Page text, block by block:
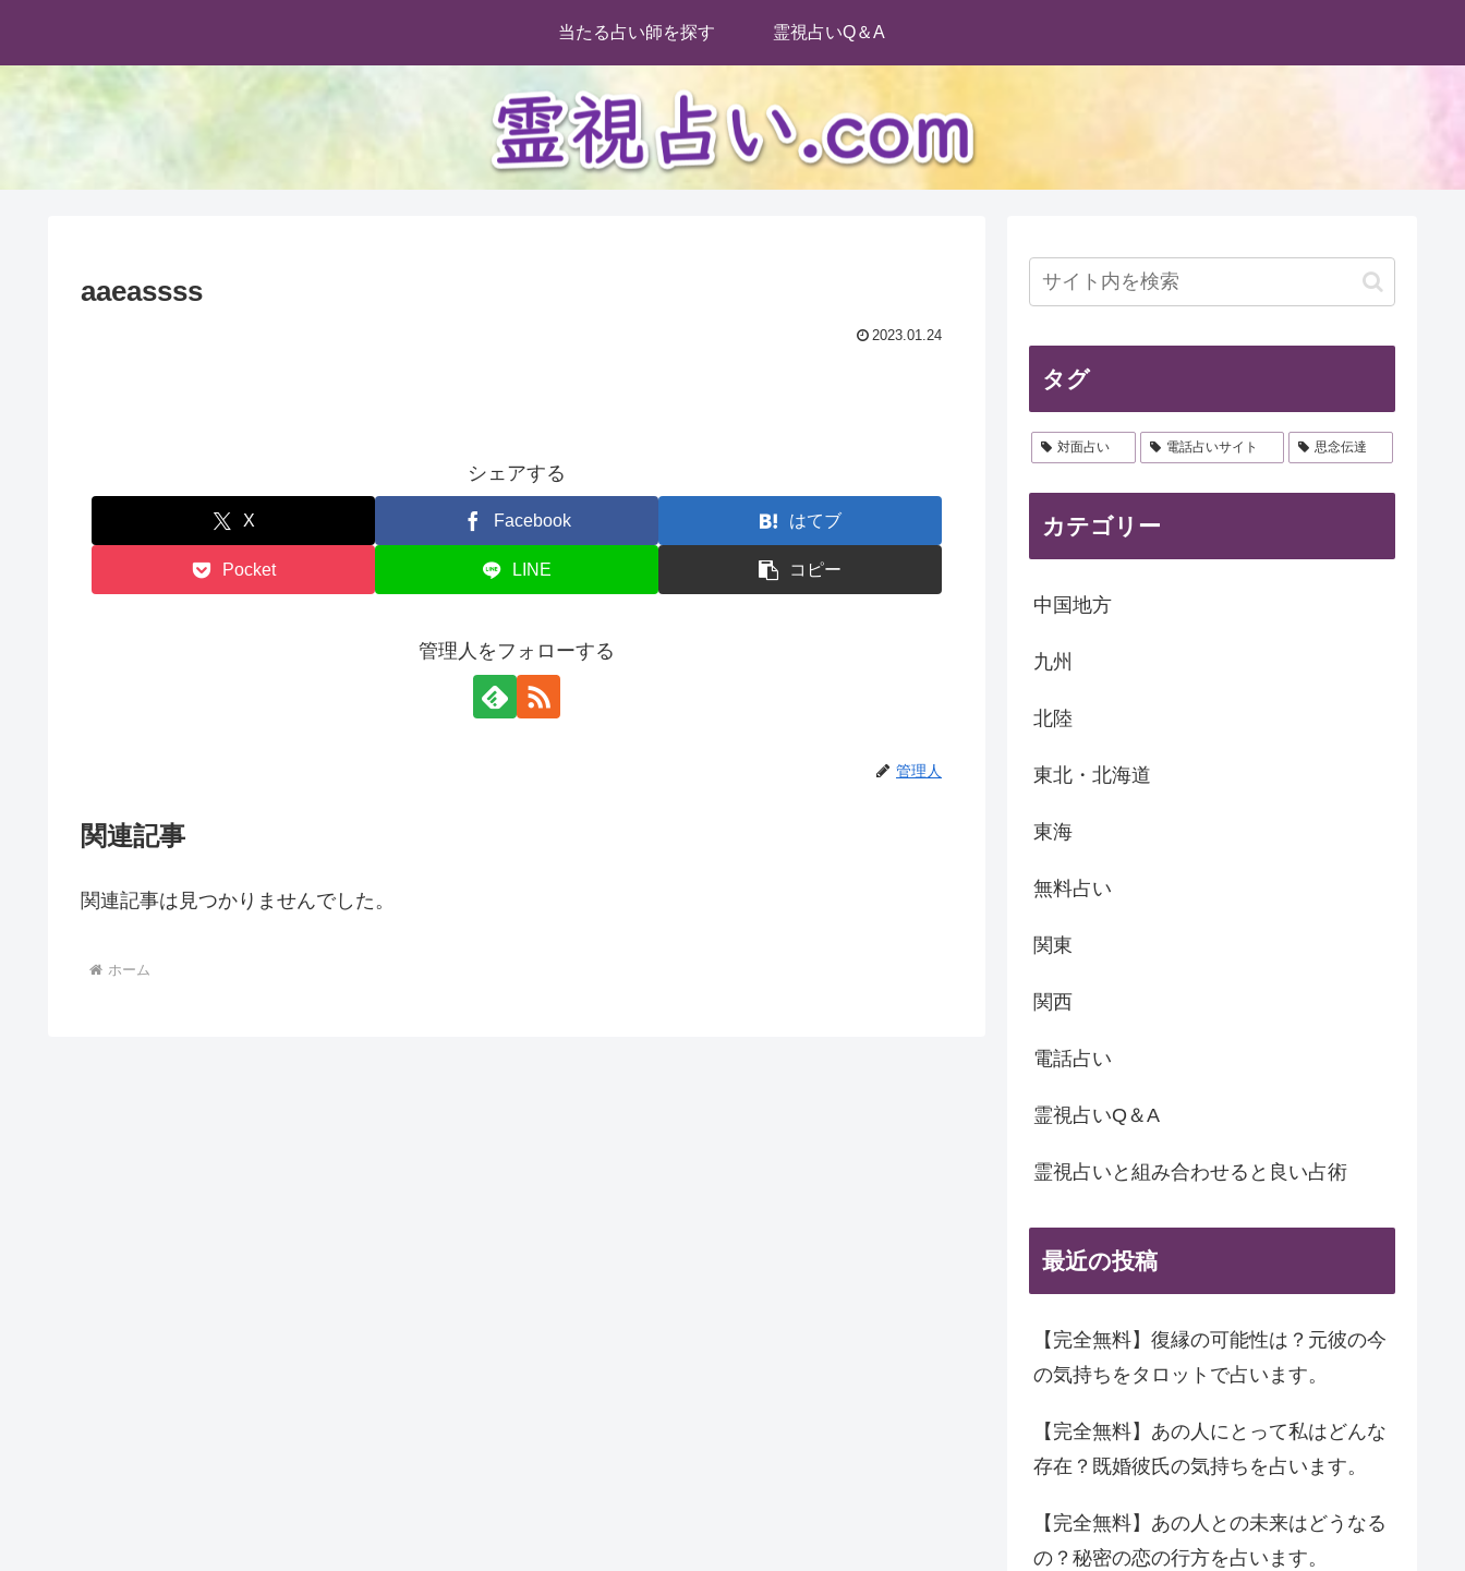
当たる占い師を探す 霊視占いQ＆A
aaeassss
2023.01.24
シェアする
X Facebook はてブ
Pocket LINE コピー
管理人をフォローする
管理人
関連記事
関連記事は見つかりませんでした。
ホーム
タグ
対面占い 電話占いサイト 思念伝達
カテゴリー
中国地方
九州
北陸
東北・北海道
東海
無料占い
関東
関西
電話占い
霊視占いQ＆A
霊視占いと組み合わせると良い占術
最近の投稿
【完全無料】復縁の可能性は？元彼の今
の気持ちをタロットで占います。
【完全無料】あの人にとって私はどんな
存在？既婚彼氏の気持ちを占います。
【完全無料】あの人との未来はどうなる
の？秘密の恋の行方を占います。